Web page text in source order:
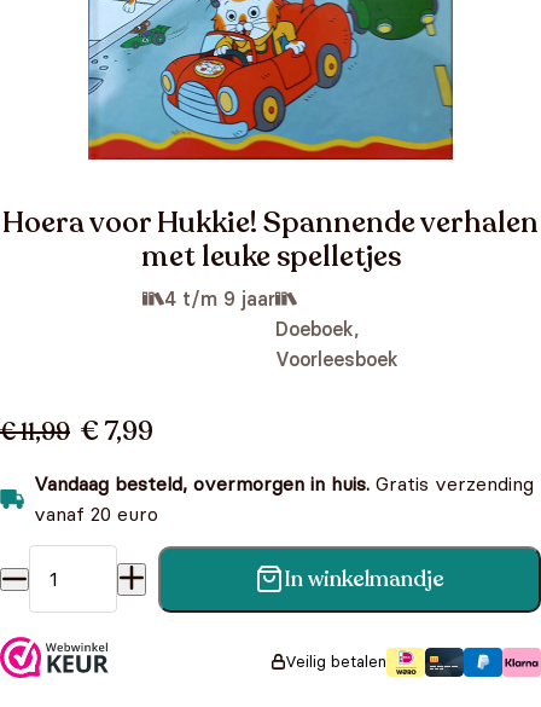
Hoera voor Hukkie! Spannende verhalen
met leuke spelletjes
4 t/m 9 jaar
Doeboek,
Voorleesboek
€ 11,99 € 7,99
Vandaag besteld, overmorgen in huis. Gratis verzending
vanaf 20 euro
Hoera voor Hukkie! Spannende verhalen met leuke
In winkelmandje
Veilig betalen